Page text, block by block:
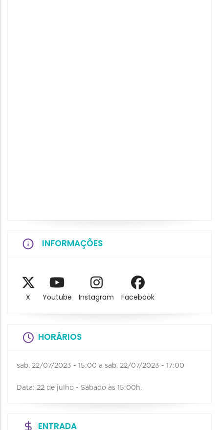
INFORMAÇÕES
X Youtube Instagram Facebook
HORÁRIOS
sab, 22/07/2023 - 15:00 a sab, 22/07/2023 - 17:00
Data: 22 de julho - Sábado às 15:00h.
ENTRADA